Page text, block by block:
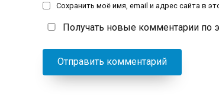
Сохранить моё имя, email и адрес сайта в
Получать новые комментарии по